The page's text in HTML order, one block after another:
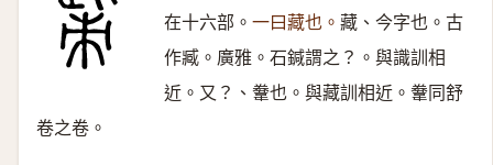
在十六部。 一曰藏也。 藏、今字也。古
作臧。廣雅。石鍼謂之？。與識訓相
近。又？、韏也。與藏訓相近。韏同舒
卷之卷。